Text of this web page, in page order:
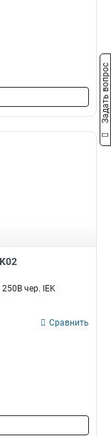
чер. IEK
Сравнить
Задать вопрос